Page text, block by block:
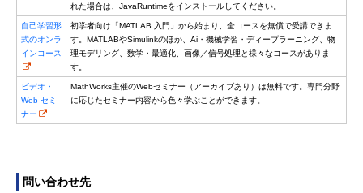
れた場合は、JavaRuntimeをインストールしてください。
自己学習形
式のオンラ
インコース
初学者向け「MATLAB 入門」から始まり、全コースを無償で受講できま
す。MATLABやSimulinkのほか、Ai・機械学習・ディープラーニング、物
理モデリング、数学・最適化、画像／信号処理と様々なコースがありま
す。
ビデオ・
Web セミ
ナー
MathWorks主催のWebセミナー（アーカイブあり）は無料です。専門分野
に応じたセミナー内容から色々学ぶことができます。
問い合わせ先